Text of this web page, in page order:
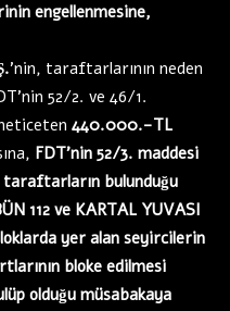
engellenmesine,
’nin, taraftarlarının neden
52/2. ve 46/1.
440.000.-TL
FDT’nin 52/3. maddesi
taraftarların bulunduğu
112 ve KARTAL YUVASI
yer alan seyircilerin
bloke edilmesi
olduğu müsabakaya